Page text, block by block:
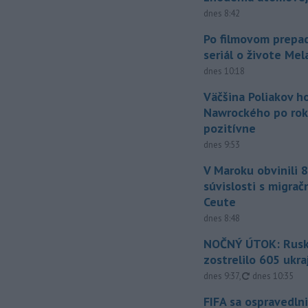
dnes 8:42
Po filmovom
seriál o živote
dnes 10:18
Väčšina Poliakov
Nawrockého po
pozitívne
dnes 9:53
V Maroku obvinili
súvislosti s
Ceute
dnes 8:48
NOČNÝ ÚTOK:
zostrelilo 605
dnes 9:37, aktualizované
dnes 10:35
FIFA sa